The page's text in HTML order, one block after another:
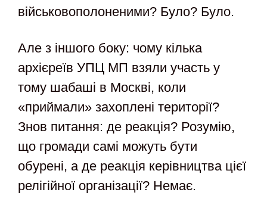
військовополоненими? Було? Було.
Але з іншого боку: чому кілька
архієреїв УПЦ МП взяли участь у
тому шабаші в Москві, коли
«приймали» захоплені території?
Знов питання: де реакція? Розумію,
що громади самі можуть бути
обурені, а де реакція керівництва цієї
релігійної організації? Немає.